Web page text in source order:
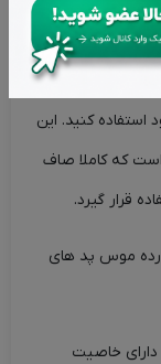
یک ماوس پد(ماوس پد دی نت مدل D-NET DT-X18) که برای
دادن این ماوس پد
کنید. این
که کاملا صاف
قرار گیرد.
رده موس پد های
دارای خاصیت